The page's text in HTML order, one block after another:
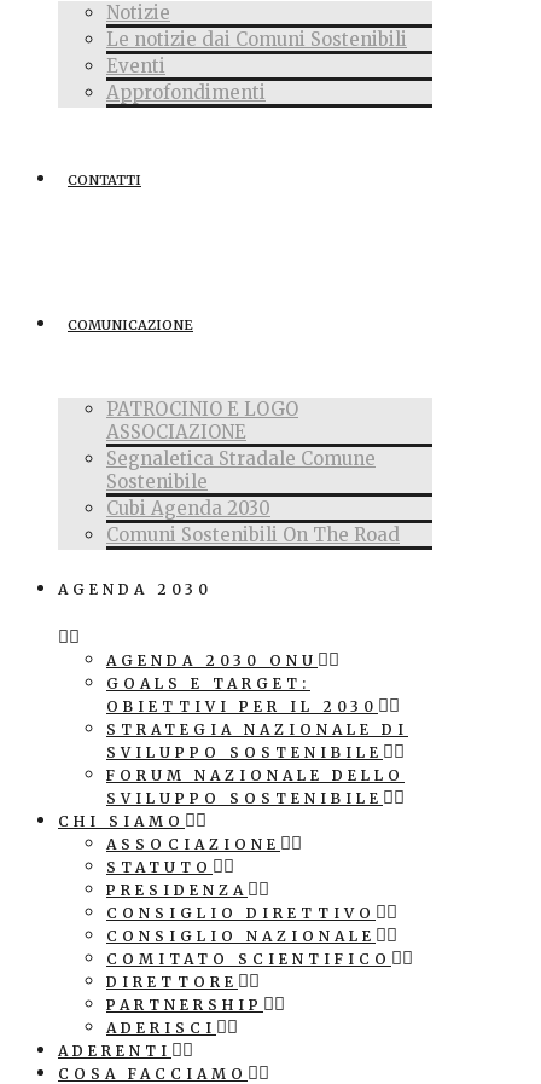
Notizie
Le notizie dai Comuni Sostenibili
Eventi
Approfondimenti
CONTATTI
COMUNICAZIONE
PATROCINIO E LOGO
ASSOCIAZIONE
Segnaletica Stradale Comune
Sostenibile
Cubi Agenda 2030
Comuni Sostenibili On The Road
AGENDA 2030
AGENDA 2030 ONU
GOALS E TARGET:
OBIETTIVI PER IL 2030
STRATEGIA NAZIONALE DI
SVILUPPO SOSTENIBILE
FORUM NAZIONALE DELLO
SVILUPPO SOSTENIBILE
CHI SIAMO
ASSOCIAZIONE
STATUTO
PRESIDENZA
CONSIGLIO DIRETTIVO
CONSIGLIO NAZIONALE
COMITATO SCIENTIFICO
DIRETTORE
PARTNERSHIP
ADERISCI
ADERENTI
COSA FACCIAMO